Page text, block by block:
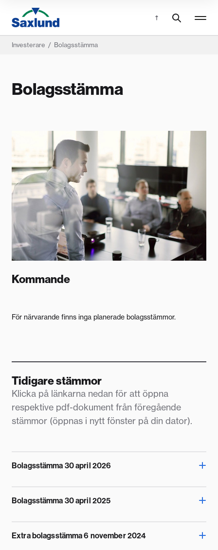
Investerare / Bolagsstämma
Bolagsstämma
Kommande
För närvarande finns inga planerade bolagsstämmor.
Tidigare stämmor
Klicka på länkarna nedan för att öppna
respektive pdf-dokument från föregående
stämmor (öppnas i nytt fönster på din dator).
Bolagsstämma 30 april 2026
Bolagsstämma 30 april 2025
Extra bolagsstämma 6 november 2024